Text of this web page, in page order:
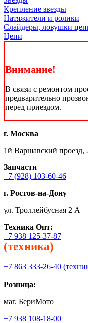
Крепление звезды
Натяжители и ролики
Слайдеры, ловушки
Цепи
Внимание!
В связи с ремонтом
предварительно
перед приездом.
г. Москва
1й Варшавский проезд,
Запчасти
+7 (928) 103-60-46
г. Ростов-на-Дону
ул. Троллейбусная 2 А
Техника Опт:
+7 938 125-37-87
(техника)
+7 863 333-26-40
Розница:
маг. БериМото
+7 938 108-18-00